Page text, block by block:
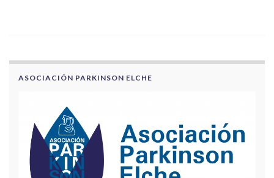
ASOCIACIÓN PARKINSON ELCHE